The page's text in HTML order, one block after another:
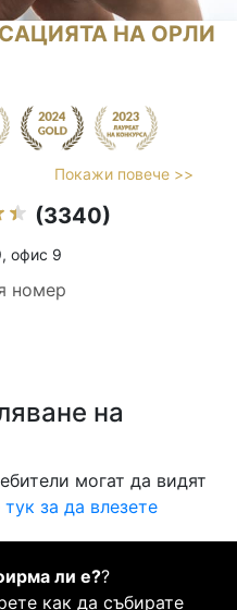
НА ОРЛИ
Покажи повече >>
(3340)
офис 9
номер
на
могат да видят
за да влезете
ли е??
как да събирате